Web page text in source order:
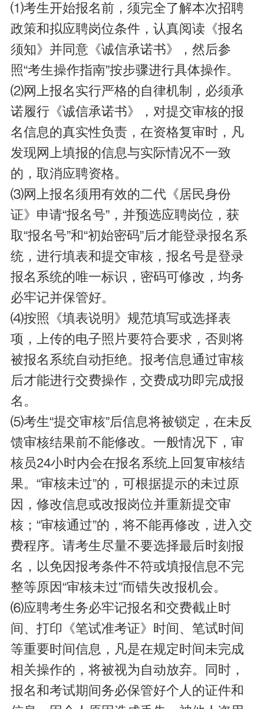
⑴考生开始报名前，须完全了解本次招聘
政策和拟应聘岗位条件，认真阅读《报名
须知》并同意《诚信承诺书》，然后参
照“考生操作指南”按步骤进行具体操作。
⑵网上报名实行严格的自律机制，必须承
诺履行《诚信承诺书》，对提交审核的报
名信息的真实性负责，在资格复审时，凡
发现网上填报的信息与实际情况不一致
的，取消应聘资格。
⑶网上报名须用有效的二代《居民身份
证》申请“报名号”，并预选应聘岗位，获
取“报名号”和“初始密码”后才能登录报名系
统，进行填表和提交审核，报名号是登录
报名系统的唯一标识，密码可修改，均务
必牢记并保管好。
⑷按照《填表说明》规范填写或选择表
项，上传的电子照片要符合要求，否则将
被报名系统自动拒绝。报考信息通过审核
后才能进行交费操作，交费成功即完成报
名。
⑸考生“提交审核”后信息将被锁定，在未反
馈审核结果前不能修改。一般情况下，审
核员24小时内会在报名系统上回复审核结
果。“审核未过”的，可根据提示的未过原
因，修改信息或改报岗位并重新提交审
核；“审核通过”的，将不能再修改，进入交
费程序。请考生尽量不要选择最后时刻报
名，以免因报考条件不符或填报信息不完
整等原因“审核未过”而错失改报机会。
⑹应聘考生务必牢记报名和交费截止时
间、打印《笔试准考证》时间、笔试时间
等重要时间信息，凡是在规定时间未完成
相关操作的，将被视为自动放弃。同时，
报名和考试期间务必保管好个人的证件和